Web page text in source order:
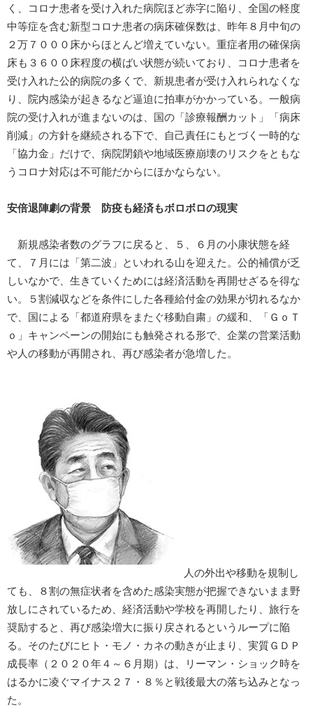
く、コロナ患者を受け入れた病院ほど赤字に陥り、全国の軽度
中等症を含む新型コロナ患者の病床確保数は、昨年８月中旬の
２万７０００床からほとんど増えていない。重症者用の確保病
床も３６００床程度の横ばい状態が続いており、コロナ患者を
受け入れた公的病院の多くで、新規患者が受け入れられなくな
り、院内感染が起きるなど逼迫に拍車がかかっている。一般病
院の受け入れが進まないのは、国の「診療報酬カット」「病床
削減」の方針を継続される下で、自己責任にもとづく一時的な
「協力金」だけで、病院閉鎖や地域医療崩壊のリスクをともな
うコロナ対応は不可能だからにほかならない。
安倍退陣劇の背景 防疫も経済もボロボロの現実
新規感染者数のグラフに戻ると、５、６月の小康状態を経
て、７月には「第二波」といわれる山を迎えた。公的補償が乏
しいなかで、生きていくためには経済活動を再開せざるを得な
い。５割減収などを条件にした各種給付金の効果が切れるなか
で、国による「都道府県をまたぐ移動自粛」の緩和、「ＧｏＴ
ｏ」キャンペーンの開始にも触発される形で、企業の営業活動
や人の移動が再開され、再び感染者が急増した。
人の外出や移動を規制し
ても、８割の無症状者を含めた感染実態が把握できないまま野
放しにされているため、経済活動や学校を再開したり、旅行を
奨励すると、再び感染増大に振り戻されるというループに陥
る。そのたびにヒト・モノ・カネの動きが止まり、実質ＧＤＰ
成長率（２０２０年４～６月期）は、リーマン・ショック時を
はるかに凌ぐマイナス２７・８％と戦後最大の落ち込みとなっ
た。